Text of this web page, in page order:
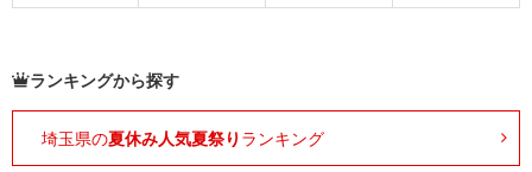
ランキングから探す
埼玉県の夏休み人気夏祭り ランキング